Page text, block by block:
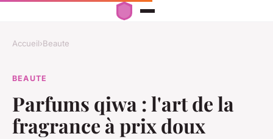
Accueil›Beaute
BEAUTE
Parfums qiwa : l'art de la
fragrance à prix doux